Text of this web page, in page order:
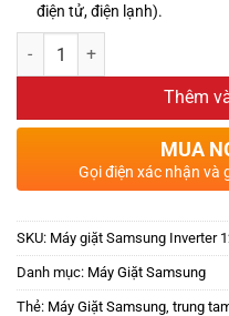
điện tử, điện lạnh).
Thêm
MUA
Gọi điện xác nhận và
SKU: Máy giặt Samsung Inverter
Danh mục: Máy Giặt Samsung
Thẻ: Máy Giặt Samsung trung